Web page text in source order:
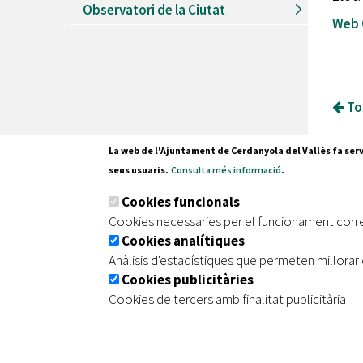
Observatori de la Ciutat
Web
Tel.
| Avís legal | Protecció de dades
La web de l'Ajuntament de Cerdanyola del Vallès fa
seus usuaris. Consulta més informació.
Cookies funcionals
Cookies necessaries per el funcionament
Cookies analítiques
Anàlisis d'estadístiques que permeten
Cookies publicitàries
Cookies de tercers amb finalitat publicitària